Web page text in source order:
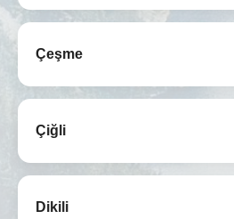
Çeşme
Çiğli
Dikili